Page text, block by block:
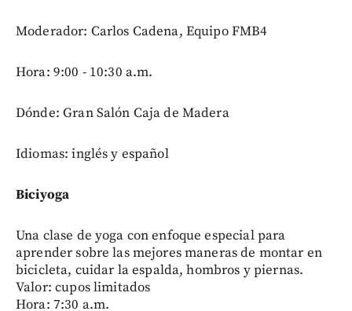
Moderador: Carlos Cadena, Equipo FMB4
Hora: 9:00 - 10:30 a.m.
Dónde: Gran Salón Caja de Madera
Idiomas: inglés y español
Biciyoga
Una clase de yoga con enfoque especial para
aprender sobre las mejores maneras de montar en
bicicleta, cuidar la espalda, hombros y piernas.
Valor: cupos limitados
Hora: 7:30 a.m.